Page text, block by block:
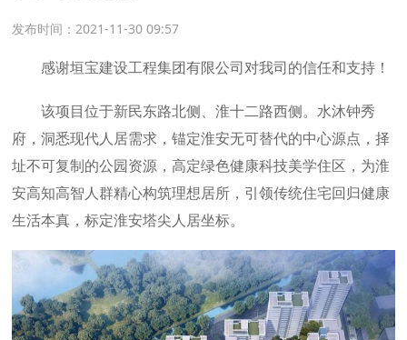
发布时间：2021-11-30 09:57
感谢垣宝建设工程集团有限公司对我司的信任和支持！
该项目位于新民东路北侧、淮十二路西侧。水沐钟秀
府，洞悉现代人居需求，锚定淮安无可替代的中心源点，择
址不可复制的公园资源，高定绿色健康科技美学住区，为淮
安高知高智人群精心构筑理想居所，引领传统住宅回归健康
生活本真，标定淮安塔尖人居坐标。